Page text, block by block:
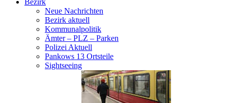
Bezirk
Neue Nachrichten
Bezirk aktuell
Kommunalpolitik
Ämter – PLZ – Parken
Polizei Aktuell
Pankows 13 Ortsteile
Sightseeing